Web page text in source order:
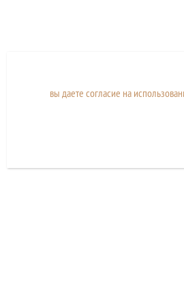
вы даете согласие на